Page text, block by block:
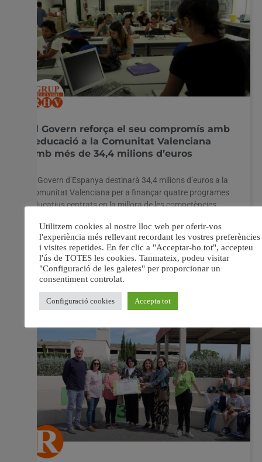
El Govern reforça el seu compromís amb
l’educació a la Comunitat Valenciana
amb més de 34,4 milions d’euros
El Govern d’Espanya destinarà 34,4 milions d’euros a la
Comunitat Valenciana per a finançar quatre programes
educatius centrats en la millora de les competències
l’abandonament escolar primerenc. Aquesta inversió
forma part del repartiment estatal de 311,4 milions
d’euros aprovat pel Consell